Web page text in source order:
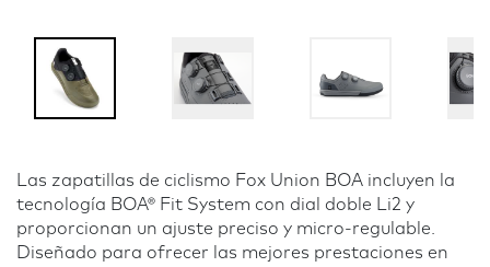
Las zapatillas de ciclismo Fox Union BOA incluyen la
tecnología BOA® Fit System con dial doble Li2 y
proporcionan un ajuste preciso y micro-regulable.
Diseñado para ofrecer las mejores prestaciones en